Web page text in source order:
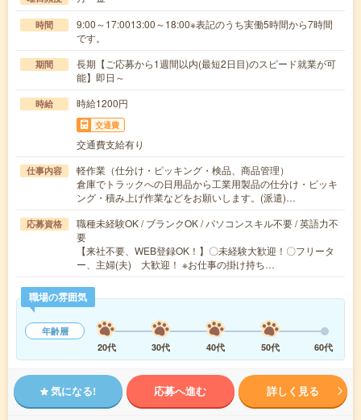
時間
9:00～17:0013:00～18:00※表記のうち実働5時間から7時間
です。
期間
長期【ご応募から1週間以内(最短2日目)のスピード就業が可
能】即日～
時給 時給1200円
交通費
交通費支給有り
仕事内容
軽作業（仕分け・ピッキング・検品、商品管理）
倉庫でトラックへの日用品から工業用製品の仕分け・ピッキ
ング・積み上げ作業などをお願いします。(派遣)…
応募資格
職種未経験OK / ブランクOK / パソコンスキル不要 / 英語力不
要
【来社不要、WEB登録OK！】〇未経験大歓迎！〇フリータ
ー、主婦(夫) 大歓迎！ ※お仕事の掛け持ち…
職場の雰囲気
年齢層
20代
30代 40代 50代 60代
気になる! 応募へ進む 詳しく見る